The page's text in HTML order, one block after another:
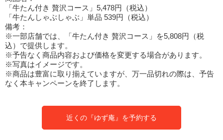
「牛たん付き 贅沢コース」5,478円（税込）
「牛たんしゃぶしゃぶ」単品 539円（税込）
備考：
※一部店舗では、「牛たん付き 贅沢コース」を5,808円（税
込）で提供します。
※予告なく商品内容および価格を変更する場合があります。
※写真はイメージです。
※商品は豊富に取り揃えていますが、万一品切れの際は、予告
なく本キャンペーンを終了します。
近くの『ゆず庵』を予約する